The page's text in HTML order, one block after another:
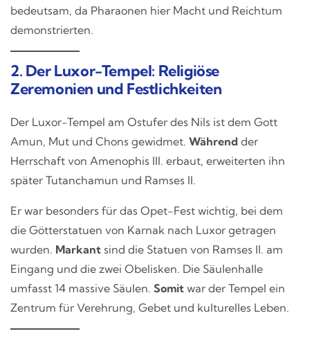
bedeutsam, da Pharaonen hier Macht und Reichtum
demonstrierten.
2. Der Luxor-Tempel: Religiöse
Zeremonien und Festlichkeiten
Der Luxor-Tempel am Ostufer des Nils ist dem Gott
Amun, Mut und Chons gewidmet. Während der
Herrschaft von Amenophis III. erbaut, erweiterten ihn
später Tutanchamun und Ramses II.
Er war besonders für das Opet-Fest wichtig, bei dem
die Götterstatuen von Karnak nach Luxor getragen
wurden. Markant sind die Statuen von Ramses II. am
Eingang und die zwei Obelisken. Die Säulenhalle
umfasst 14 massive Säulen. Somit war der Tempel ein
Zentrum für Verehrung, Gebet und kulturelles Leben.